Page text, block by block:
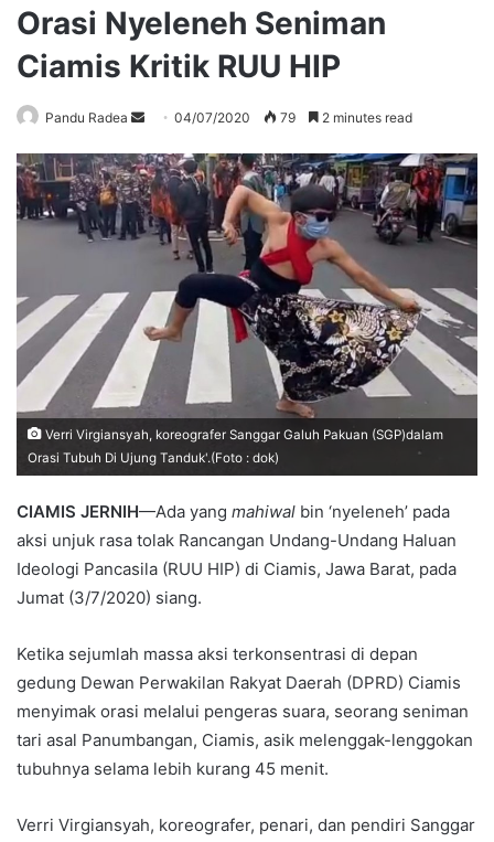
Orasi Nyeleneh Seniman
Ciamis Kritik RUU HIP
Pandu Radea
Send
email
04/07/2020 79 2 minutes read
Verri Virgiansyah, koreografer Sanggar Galuh Pakuan (SGP)dalam
Orasi Tubuh Di Ujung Tanduk'.(Foto : dok)
CIAMIS JERNIH—Ada yang mahiwal bin ‘nyeleneh’ pada
aksi unjuk rasa tolak Rancangan Undang-Undang Haluan
Ideologi Pancasila (RUU HIP) di Ciamis, Jawa Barat, pada
Jumat (3/7/2020) siang.
Ketika sejumlah massa aksi terkonsentrasi di depan
gedung Dewan Perwakilan Rakyat Daerah (DPRD) Ciamis
menyimak orasi melalui pengeras suara, seorang seniman
tari asal Panumbangan, Ciamis, asik melenggak-lenggokan
tubuhnya selama lebih kurang 45 menit.
Verri Virgiansyah, koreografer, penari, dan pendiri Sanggar